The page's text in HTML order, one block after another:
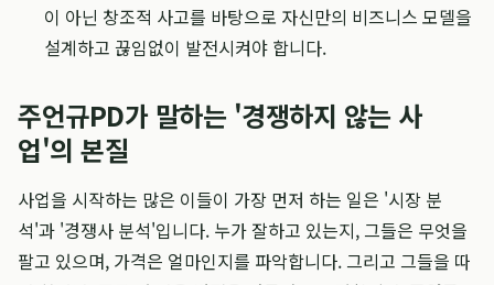
이 아닌 창조적 사고를 바탕으로 자신만의 비즈니스 모델을
설계하고 끊임없이 발전시켜야 합니다.
주언규PD가 말하는 '경쟁하지 않는 사
업'의 본질
사업을 시작하는 많은 이들이 가장 먼저 하는 일은 '시장 분
석'과 '경쟁사 분석'입니다. 누가 잘하고 있는지, 그들은 무엇을
팔고 있으며, 가격은 얼마인지를 파악합니다. 그리고 그들을 따